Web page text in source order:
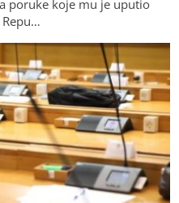
poruke koje mu je uputio